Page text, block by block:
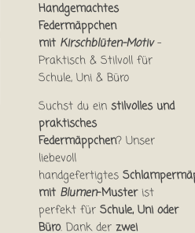
Handgemachtes
Federmäppchen
mit Kirschblüten-Motiv –
Praktisch & Stilvoll für
Schule, Uni & Büro
Suchst du ein stilvolles und
praktisches
Federmäppchen? Unser
liebevoll
handgefertigtes
mit Blumen-Muster ist
perfekt für Schule, Uni oder
Büro. Dank der zwei